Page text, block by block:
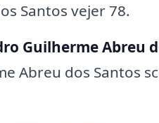
Santos vejer 78.
Guilherme Abreu
Abreu dos Santos